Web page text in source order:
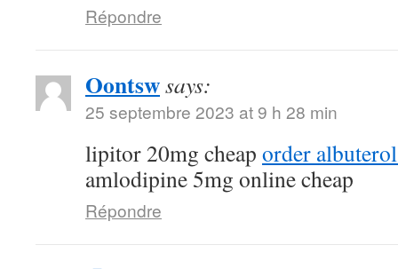
Répondre
Oontswsays:
25 septembre 2023 at 9 h 28 min
lipitor 20mg cheap order
amlodipine 5mg online cheap
Répondre